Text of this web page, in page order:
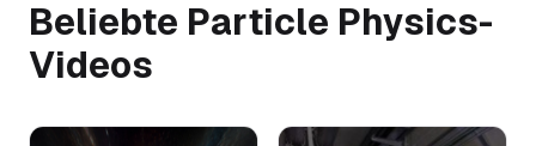
Beliebte Particle Physics-
Videos